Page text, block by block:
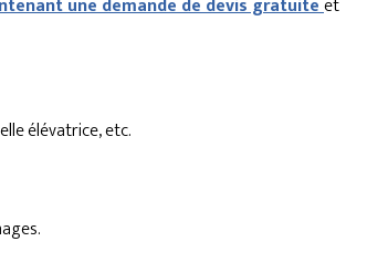
élévatrice, etc.